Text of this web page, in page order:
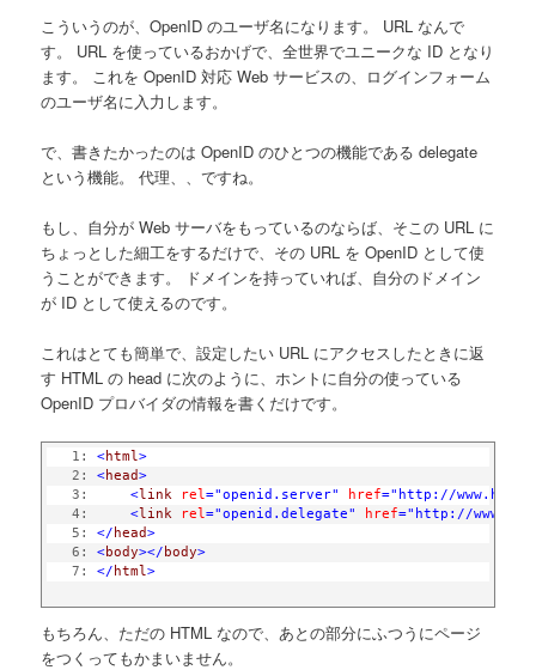
こういうのが、OpenID のユーザ名になります。 URL なんで
す。 URL を使っているおかげで、全世界でユニークな ID となり
ます。 これを OpenID 対応 Web サービスの、ログインフォーム
のユーザ名に入力します。
で、書きたかったのは OpenID のひとつの機能である delegate
という機能。 代理、、ですね。
もし、自分が Web サーバをもっているのならば、そこの URL に
ちょっとした細工をするだけで、その URL を OpenID として使
うことができます。 ドメインを持っていれば、自分のドメイン
が ID として使えるのです。
これはとても簡単で、設定したい URL にアクセスしたときに返
す HTML の head に次のように、ホントに自分の使っている
OpenID プロバイダの情報を書くだけです。
   1:
<html>
   2:
<head>
   3:
<link rel="openid.server" href="http://
   4:
<link rel="openid.delegate" href="http://
   5:
</ head>
   6:
<body></ body>
   7:
</ html>
もちろん、ただの HTML なので、あとの部分にふつうにページ
をつくってもかまいません。